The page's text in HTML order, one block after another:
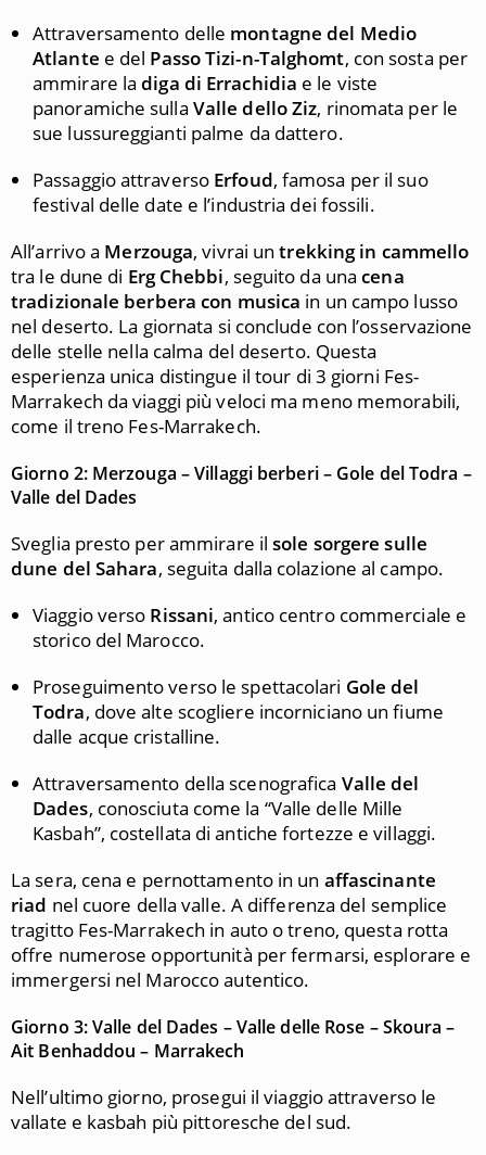
Attraversamento delle montagne del Medio
Atlante e del Passo Tizi-n-Talghomt, con sosta per
ammirare ladiga di Errachidia e le viste
panoramiche sulla Valle dello Ziz, rinomata per le
sue lussureggianti palme da dattero.
Passaggio attraverso Erfoud, famosa per il suo
festival delle date e l’industria dei fossili.
All’arrivo a Merzouga, vivrai untrekking in cammello
tra le dune di Erg Chebbi, seguito da unacena
tradizionale berbera con musica in un campo lusso
nel deserto. La giornata si conclude con l’osservazione
delle stelle nella calma del deserto. Questa
esperienza unica distingue il tour di 3 giorni Fes-
Marrakech da viaggi più veloci ma meno memorabili,
come il treno Fes-Marrakech.
Giorno 2: Merzouga – Villaggi berberi – Gole del Todra –
Valle del Dades
Sveglia presto per ammirare ilsole sorgere sulle
dune del Sahara, seguita dalla colazione al campo.
Viaggio verso Rissani, antico centro commerciale e
storico del Marocco.
Proseguimento verso le spettacolari Gole del
Todra, dove alte scogliere incorniciano un fiume
dalle acque cristalline.
Attraversamento della scenografica Valle del
Dades, conosciuta come la “Valle delle Mille
Kasbah”, costellata di antiche fortezze e villaggi.
La sera, cena e pernottamento in un affascinante
riad nel cuore della valle. A differenza del semplice
tragitto Fes-Marrakech in auto o treno, questa rotta
offre numerose opportunità per fermarsi, esplorare e
immergersi nel Marocco autentico.
Giorno 3: Valle del Dades – Valle delle Rose – Skoura –
Ait Benhaddou – Marrakech
Nell’ultimo giorno, prosegui il viaggio attraverso le
vallate e kasbah più pittoresche del sud.